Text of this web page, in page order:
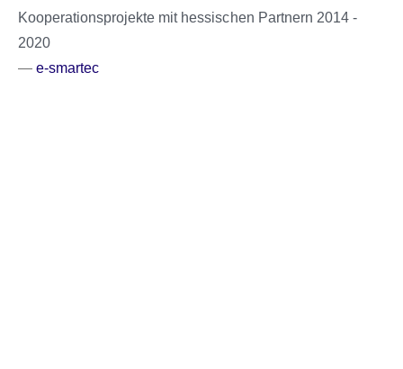
Kooperationsprojekte mit hessischen Partnern 2014 -
2020
e-smartec